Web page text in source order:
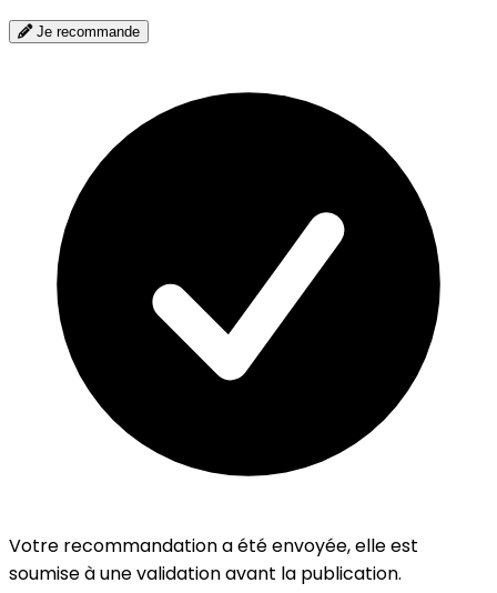
Je recommande
Votre recommandation a été envoyée, elle est
soumise à une validation avant la publication.